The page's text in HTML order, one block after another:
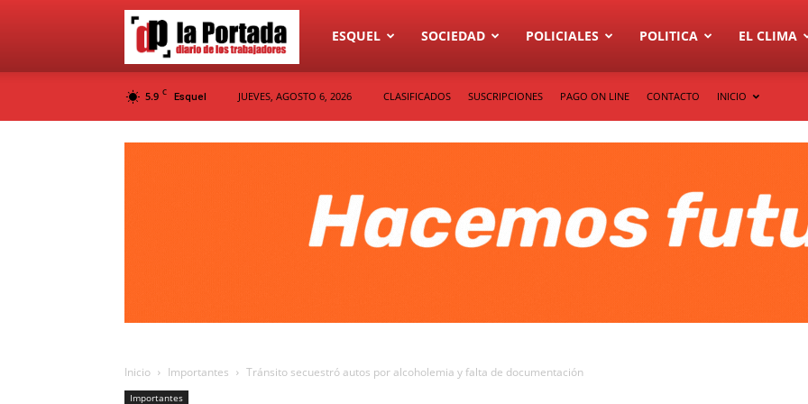
Diario
La
ESQUEL SOCIEDAD POLICIALES POLITICA EL CLIMA
5.9 C Esquel JUEVES, AGOSTO 6, 2026 CLASIFICADOS SUSCRIPCIONES PAGO ON LINE CONTACTO INICIO
Inicio Importantes Tránsito secuestró autos por alcoholemia y falta de documentación
Importantes